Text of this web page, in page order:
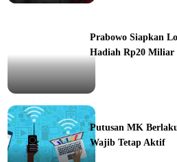
Prabowo Siapkan
Hadiah Rp20 Miliar
Putusan MK
Wajib Tetap Aktif